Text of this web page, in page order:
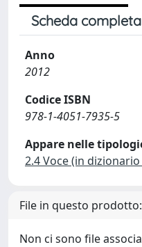
Scheda
Anno
2012
Codice ISBN
978-1-4051-7935-5
Appare nelle
2.4 Voce (in
File in questo prodotto:
Non ci sono file